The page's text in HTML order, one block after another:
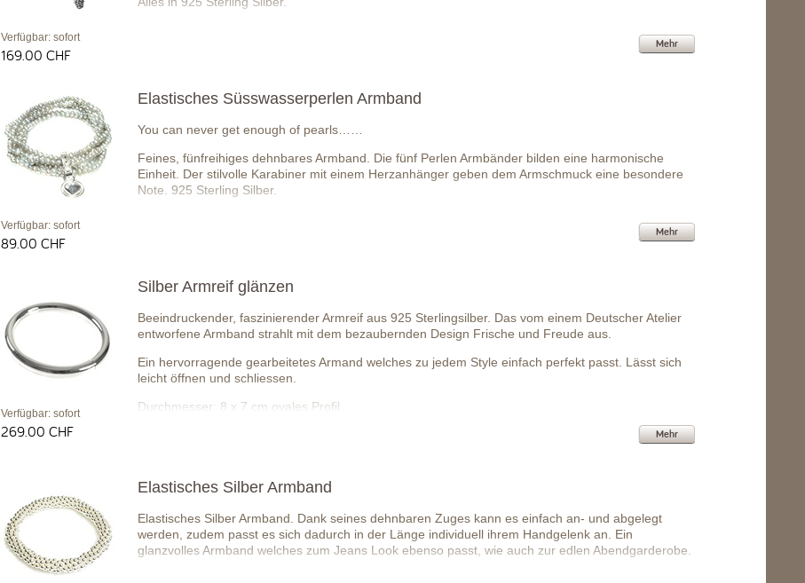
Verfügbar: sofort
169.00 CHF
Mehr
Verfügbar: sofort
89.00 CHF
Elastisches Süsswasserperlen Armband
You can never get enough of pearls……
Feines, fünfreihiges dehnbares Armband. Die fünf Perlen Armbänder bilden eine harmonische
Einheit. Der stilvolle Karabiner mit einem Herzanhänger geben dem Armschmuck eine besondere
Note. 925 Sterling Silber.
Mehr
Verfügbar: sofort
269.00 CHF
Silber Armreif glänzen
Beeindruckender, faszinierender Armreif aus 925 Sterlingsilber. Das vom einem Deutscher Atelier
entworfene Armband strahlt mit dem bezaubernden Design Frische und Freude aus.
Ein hervorragende gearbeitetes Armand welches zu jedem Style einfach perfekt passt. Lässt sich
leicht öffnen und schliessen.
Durchmesser: 8 x 7 cm ovales Profil
Mehr
Elastisches Silber Armband
Elastisches Silber Armband. Dank seines dehnbaren Zuges kann es einfach an- und abgelegt
werden, zudem passt es sich dadurch in der Länge individuell ihrem Handgelenk an. Ein
glanzvolles Armband welches zum Jeans Look ebenso passt, wie auch zur edlen Abendgarderobe.